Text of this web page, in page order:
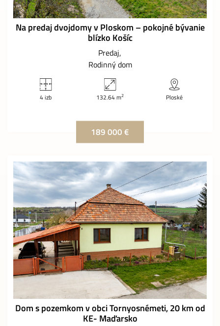
Na predaj dvojdomy v Ploskom – pokojné bývanie
blízko Košíc
Predaj
Rodinný dom
4 izb 132.64 m2 Ploské
189 000 €
Dom s pozemkom v obci Tornyosnémeti, 20 km od
KE- Maďarsko